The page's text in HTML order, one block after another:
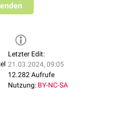
Letzter Edit:
21.03.2024, 09:05
12.282 Aufrufe
Nutzung: BY-NC-SA